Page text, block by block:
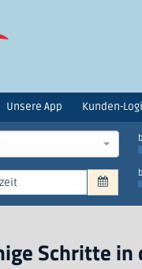
Unsere App Kunden-
Schritte in